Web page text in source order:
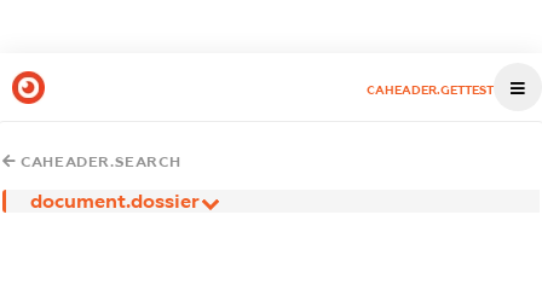
CAHEADER.GETTEST
CAHEADER.SEARCH
document.dossier